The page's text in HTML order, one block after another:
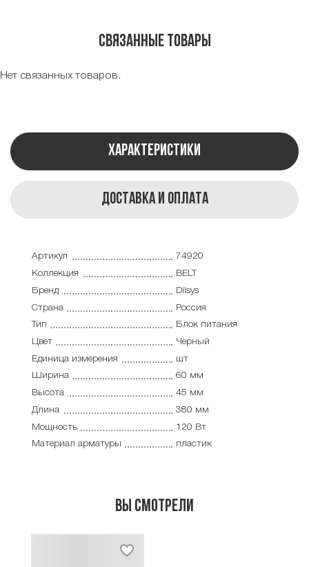
Связанные товары
Нет связанных товаров.
Характеристики
Доставка и оплата
Артикул
74920
Коллекция
BELT
Бренд
Dilsys
Страна
Россия
Тип
Блок питания
Цвет
Черный
Единица измерения
шт
Ширина
60 мм
Высота
45 мм
Длина
380 мм
Мощность
120 Вт
Материал арматуры
пластик
Вы смотрели